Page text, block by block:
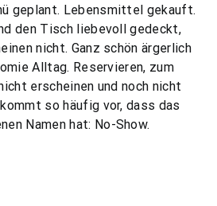
geplant. Lebensmittel gekauft.
den Tisch liebevoll gedeckt,
nicht. Ganz schön ärgerlich
Alltag. Reservieren, zum
erscheinen und noch nicht
so häufig vor, dass das
Namen hat: No-Show.